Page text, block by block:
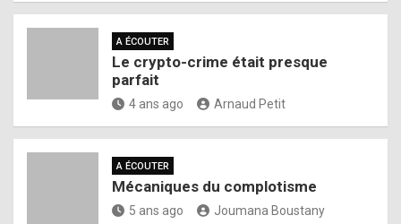
A ÉCOUTER
Le crypto-crime était presque
parfait
4 ans ago Arnaud Petit
A ÉCOUTER
Mécaniques du complotisme
5 ans ago Joumana Boustany